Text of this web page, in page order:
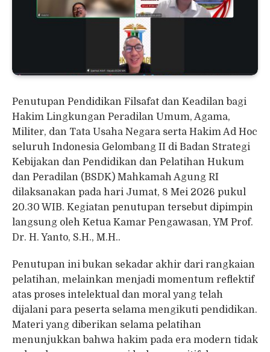
Penutupan Pendidikan Filsafat dan Keadilan bagi
Hakim Lingkungan Peradilan Umum, Agama,
Militer, dan Tata Usaha Negara serta Hakim Ad Hoc
seluruh Indonesia Gelombang II di Badan Strategi
Kebijakan dan Pendidikan dan Pelatihan Hukum
dan Peradilan (BSDK) Mahkamah Agung RI
dilaksanakan pada hari Jumat, 8 Mei 2026 pukul
20.30 WIB. Kegiatan penutupan tersebut dipimpin
langsung oleh Ketua Kamar Pengawasan, YM Prof.
Dr. H. Yanto, S.H., M.H..
Penutupan ini bukan sekadar akhir dari rangkaian
pelatihan, melainkan menjadi momentum reflektif
atas proses intelektual dan moral yang telah
dijalani para peserta selama mengikuti pendidikan.
Materi yang diberikan selama pelatihan
menunjukkan bahwa hakim pada era modern tidak